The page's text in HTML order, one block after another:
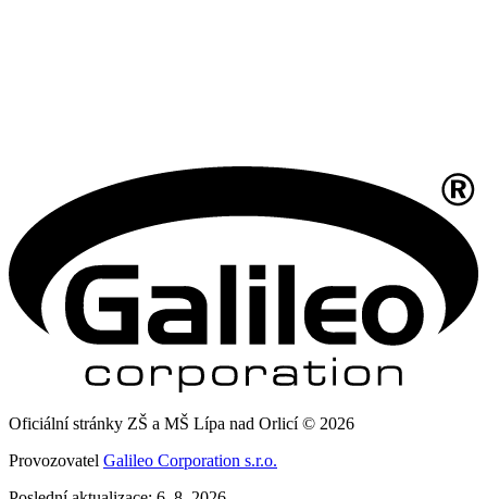
Oficiální stránky ZŠ a MŠ Lípa nad Orlicí © 2026
Provozovatel Galileo Corporation s.r.o.